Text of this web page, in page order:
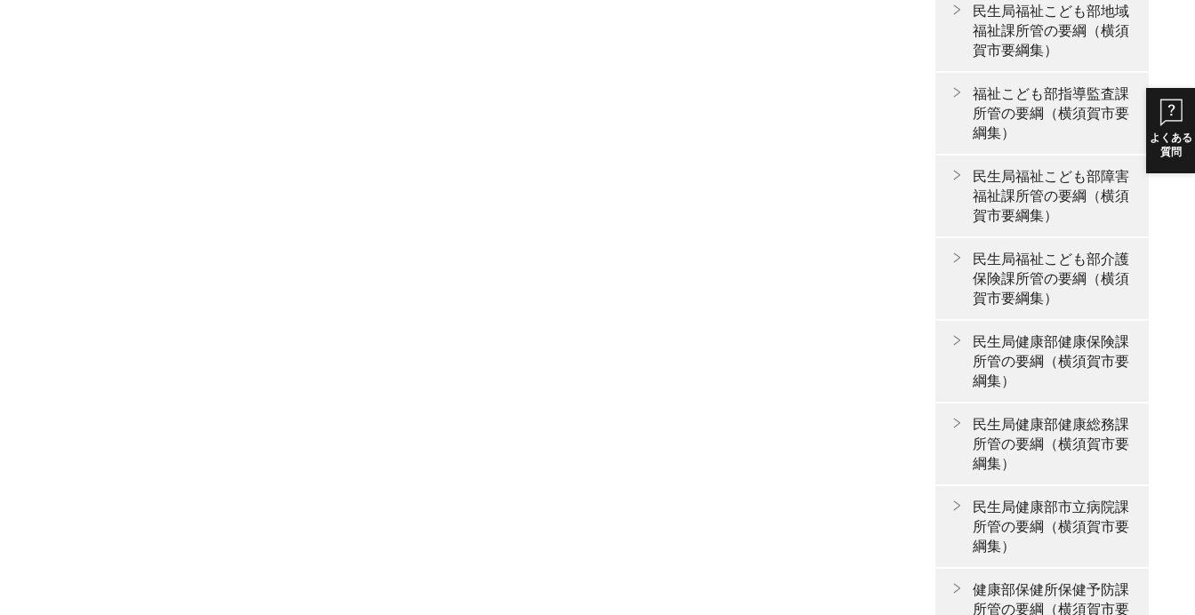
よくある
質問
民生局福祉こども部地域
福祉課所管の要綱（横須
賀市要綱集）
福祉こども部指導監査課
所管の要綱（横須賀市要
綱集）
民生局福祉こども部障害
福祉課所管の要綱（横須
賀市要綱集）
民生局福祉こども部介護
保険課所管の要綱（横須
賀市要綱集）
民生局健康部健康保険課
所管の要綱（横須賀市要
綱集）
民生局健康部健康総務課
所管の要綱（横須賀市要
綱集）
民生局健康部市立病院課
所管の要綱（横須賀市要
綱集）
健康部保健所保健予防課
所管の要綱（横須賀市要